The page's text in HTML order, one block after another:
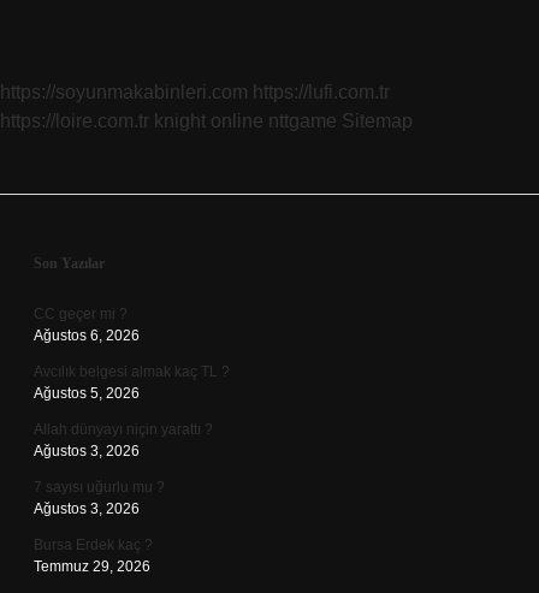
https://soyunmakabinleri.com https://lufi.com.tr
https://loire.com.tr knight online nttgame Sitemap
Sidebar
Son Yazılar
CC geçer mi ?
Ağustos 6, 2026
Avcılık belgesi almak kaç TL ?
Ağustos 5, 2026
Allah dünyayı niçin yarattı ?
Ağustos 3, 2026
7 sayısı uğurlu mu ?
Ağustos 3, 2026
Bursa Erdek kaç ?
Temmuz 29, 2026